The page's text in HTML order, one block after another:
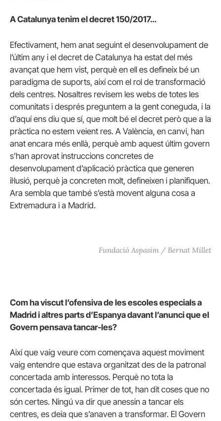
A Catalunya tenim el decret 150/2017…
Efectivament, hem anat seguint el desenvolupament de
l’últim any i el decret de Catalunya ha estat del més
avançat que hem vist, perquè en ell es defineix bé un
paradigma de suports, així com el rol de transformació
dels centres. Nosaltres revisem les webs de totes les
comunitats i després preguntem a la gent coneguda, i la
d’aquí ens diu que sí, que molt bé el decret però que a la
pràctica no estem veient res. A València, en canvi, han
anat encara més enllà, perquè amb aquest últim govern
s’han aprovat instruccions concretes de
desenvolupament d’aplicació pràctica que generen
il·lusió, perquè ja concreten molt, defineixen i planifiquen.
Ara sembla que també s’està movent alguna cosa a
Extremadura i a Madrid.
Fundació Aspasim / Bernat Millet
Com ha viscut l’ofensiva de les escoles especials a
Madrid i altres parts d’Espanya davant l’anunci que el
Govern pensava tancar-les?
Així que vaig veure com començava aquest moviment
vaig entendre que estava organitzat des de la patronal
concertada amb interessos. Perquè no tota la
concertada és igual. Primer de tot, han dit coses que no
són certes. Ningú va dir que anessin a tancar els
centres, es deia que s’anaven a transformar. El Govern